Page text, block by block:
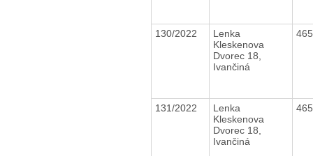
130/2022
Lenka
Kleskenova
Dvorec 18,
Ivančiná
131/2022
Lenka
Kleskenova
Dvorec 18,
Ivančiná